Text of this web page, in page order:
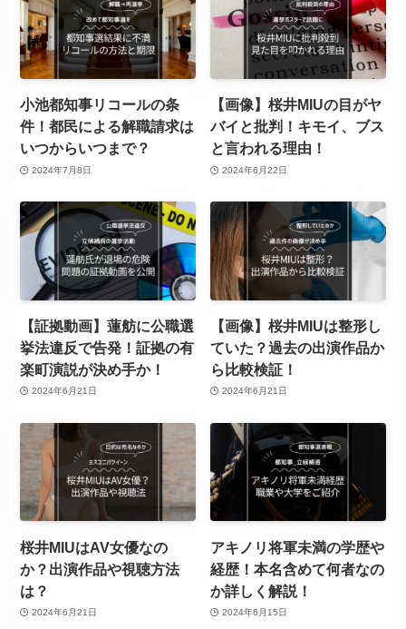
小池都知事リコールの条
件！都民による解職請求は
いつからいつまで？
2024年7月8日
【画像】桜井MIUの目がヤ
バイと批判！キモイ、ブス
と言われる理由！
2024年6月22日
【証拠動画】蓮舫に公職選
挙法違反で告発！証拠の有
楽町演説が決め手か！
2024年6月21日
【画像】桜井MIUは整形し
ていた？過去の出演作品か
ら比較検証！
2024年6月21日
桜井MIUはAV女優なの
か？出演作品や視聴方法
は？
2024年6月21日
アキノリ将軍未満の学歴や
経歴！本名含めて何者なの
か詳しく解説！
2024年6月15日